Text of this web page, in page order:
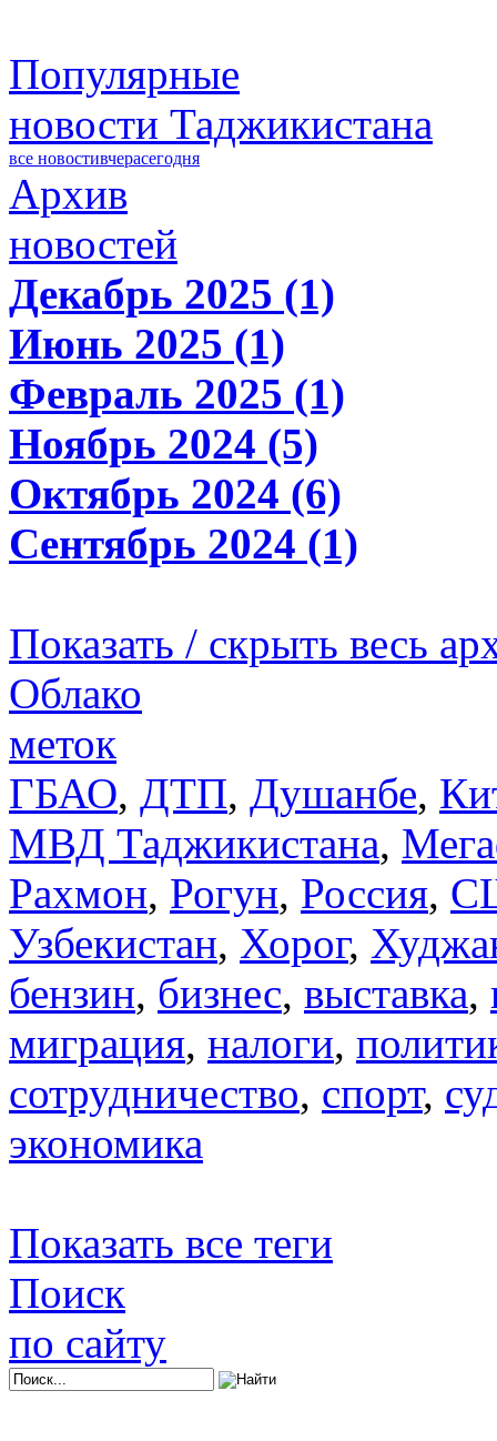
Популярные
новости Таджикистана
все новостивчерасегодня
Архив
новостей
Декабрь 2025 (1)
Июнь 2025 (1)
Февраль 2025 (1)
Ноябрь 2024 (5)
Октябрь 2024 (6)
Сентябрь 2024 (1)
Показать / скрыть весь
Облако
меток
ГБАО, ДТП, Душанбе,
МВД Таджикистана,
Рахмон, Рогун, Россия,
Узбекистан, Хорог,
бензин, бизнес, выставка,
миграция, налоги,
сотрудничество, спорт,
экономика
Показать все теги
Поиск
по сайту